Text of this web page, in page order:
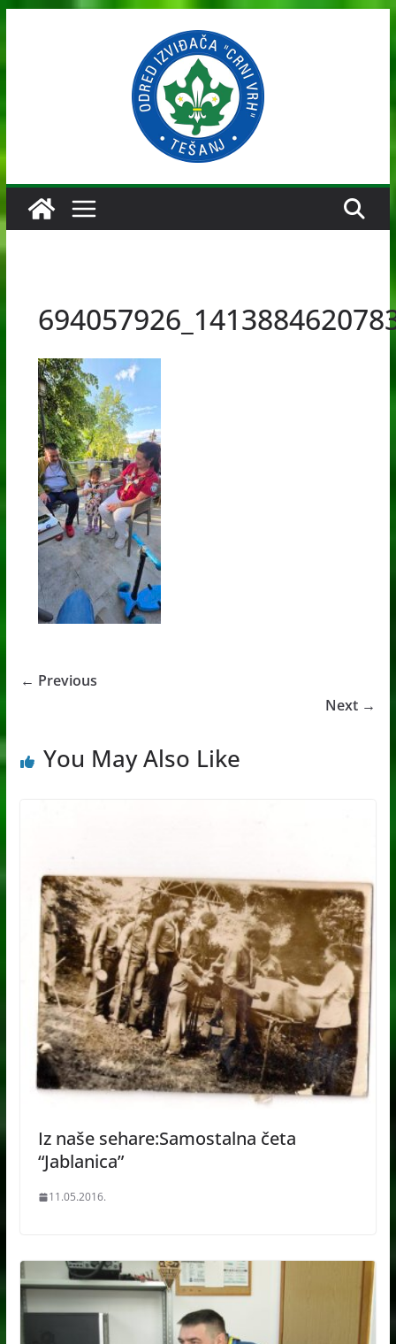
← Previous
Next →
You May Also Like
Iz naše sehare:Samostalna četa
“Jablanica”
11.05.2016.